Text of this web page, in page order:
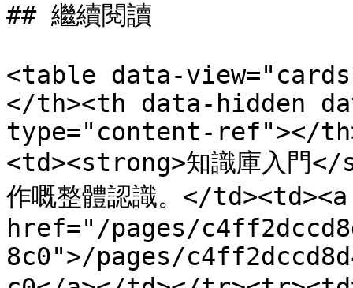
## 繼續閱讀
<table data-
</th><th data-hidden
type="content-ref"></
<td><strong>知識庫入門
作嘅整體認識。</td><td><a
href="/pages/
8c0">/pages/